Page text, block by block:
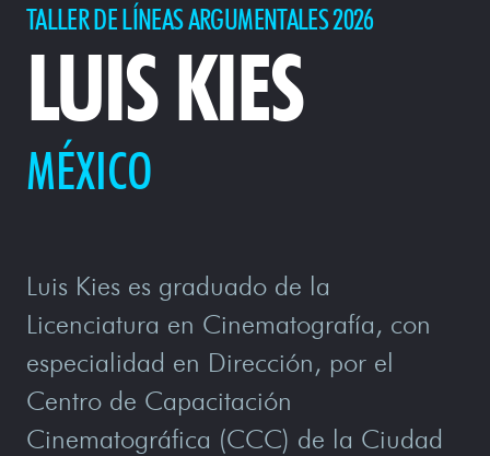
TALLER DE LÍNEAS ARGUMENTALES 2026
LUIS KIES
MÉXICO
Luis Kies es graduado de la
Licenciatura en Cinematografía, con
especialidad en Dirección, por el
Centro de Capacitación
Cinematográfica (CCC) de la Ciudad